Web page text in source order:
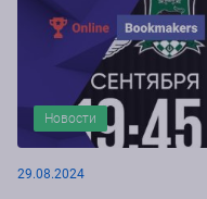
Новости
29.08.2024